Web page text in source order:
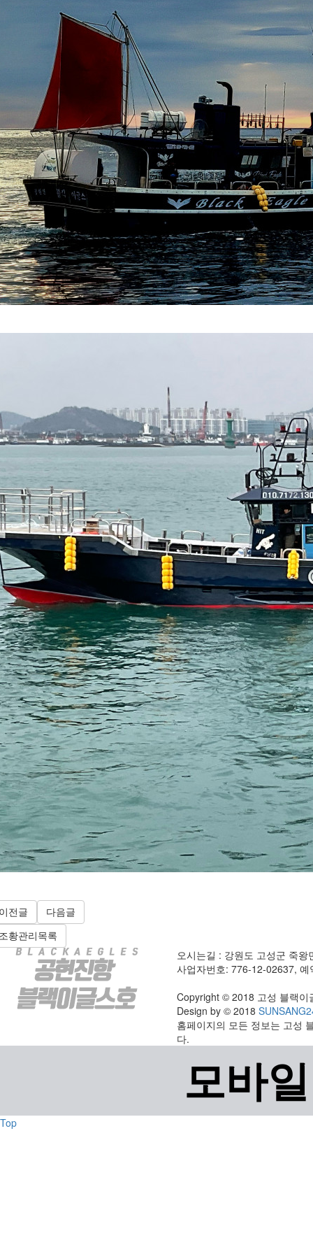
전글 다음글
황관리목록
오시는길 : 강원도 고성군 죽왕
사업자번호: 776-12-02637,
Copyright © 2018 고성 블랙이
Design by © 2018
홈페이지의 모든 정보는 고성
다.
모바
Top